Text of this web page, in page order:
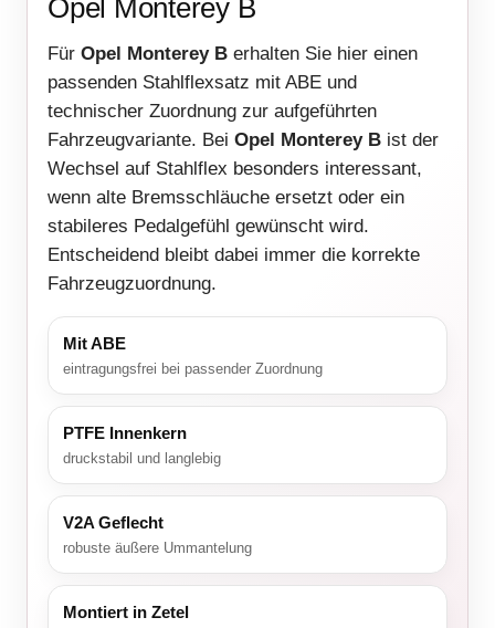
Opel Monterey B
Für Opel Monterey B erhalten Sie hier einen
passenden Stahlflexsatz mit ABE und
technischer Zuordnung zur aufgeführten
Fahrzeugvariante. Bei Opel Monterey B ist der
Wechsel auf Stahlflex besonders interessant,
wenn alte Bremsschläuche ersetzt oder ein
stabileres Pedalgefühl gewünscht wird.
Entscheidend bleibt dabei immer die korrekte
Fahrzeugzuordnung.
Mit ABE
eintragungsfrei bei passender Zuordnung
PTFE Innenkern
druckstabil und langlebig
V2A Geflecht
robuste äußere Ummantelung
Montiert in Zetel